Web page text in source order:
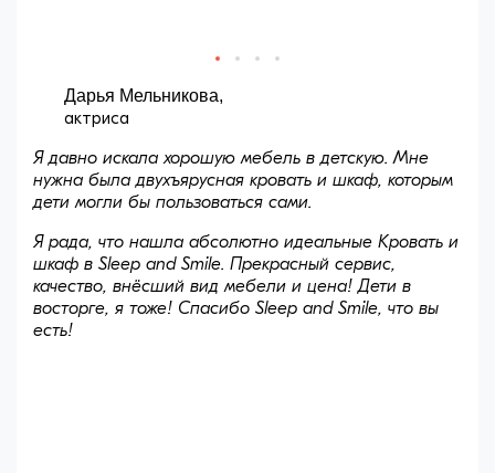
Дарья Мельникова,
актриса
Я давно искала хорошую мебель в детскую. Мне
нужна была двухъярусная кровать и шкаф, которым
дети могли бы пользоваться сами.
Я рада, что нашла абсолютно идеальные Кровать и
шкаф в Sleep and Smile. Прекрасный сервис,
качество, внёсший вид мебели и цена! Дети в
восторге, я тоже! Спасибо Sleep and Smile, что вы
есть!